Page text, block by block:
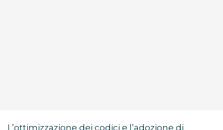
L’ottimizzazione dei codici e l’adozione di